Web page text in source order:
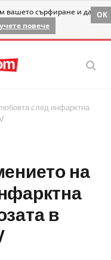
вашето сърфиране и да
повече
OK
след инфарктна
на
в